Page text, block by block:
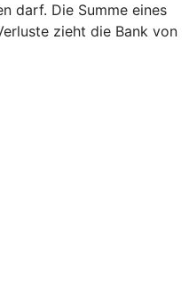
darf. Die Summe eines
zieht die Bank von